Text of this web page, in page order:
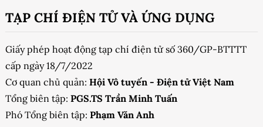
TẠP CHÍ ĐIỆN TỬ VÀ ỨNG DỤNG
Giấy phép hoạt động tạp chí điện tử số 360/GP-BTTTT
cấp ngày 18/7/2022
Cơ quan chủ quản: Hội Vô tuyến - Điện tử Việt Nam
Tổng biên tập: PGS.TS Trần Minh Tuấn
Phó Tổng biên tập: Phạm Văn Anh